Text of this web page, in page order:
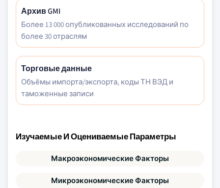
Архив GMI
Более 13 000 опубликованных исследований по
более 30 отраслям
Торговые данные
Объёмы импорта/экспорта, коды ТН ВЭД и
таможенные записи
Изучаемые И Оцениваемые Параметры
Макроэкономические Факторы
Микроэкономические Факторы